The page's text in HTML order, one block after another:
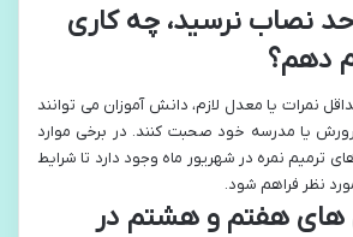
حد نصاب نرسید، چه کاری
دهم؟
نمرات یا معدل لازم، دانش آموزان می توانند
یا مدرسه خود صحبت کنند. در برخی موارد
ترمیم نمره در شهریور ماه وجود دارد تا شرایط
نظر فراهم شود.
های هفتم و هشتم در